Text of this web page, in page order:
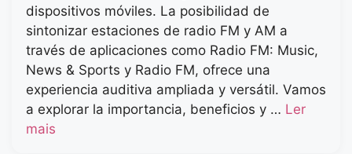
dispositivos móviles. La posibilidad de
sintonizar estaciones de radio FM y AM a
través de aplicaciones como Radio FM: Music,
News & Sports y Radio FM, ofrece una
experiencia auditiva ampliada y versátil. Vamos
a explorar la importancia, beneficios y … Ler
mais